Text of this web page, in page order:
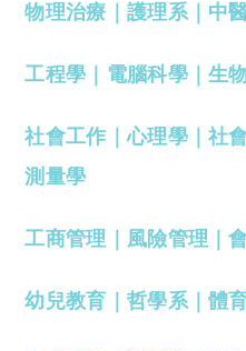
物理治療 護理系｜ 中
工程學 電腦科學｜生
社會工作 ｜心理學｜社
測量學
工商管理 風險管理 ｜
幼兒教育 哲學系｜體